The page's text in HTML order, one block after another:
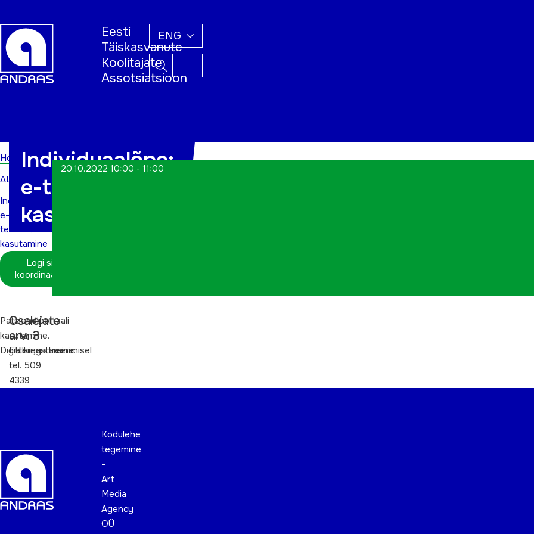
Eesti
Täiskasvanute
Koolitajate
Assotsiatsioon
ENG
Home
ALWs
Individuaalõpe:
e-
teenuste
kasutamine
Logi sisse
koordinaatorina
Individuaalõpe:
e-teenuste
kasutamine
20.10.2022 10:00 - 11:00
Patsiendiportaali
kasutamine.
Digiallkirjastamine.
Osalejate
arv: 3
Etteregistreerimisel
tel. 509
4339
Kodulehe
tegemine
-
Art
Media
Agency
OÜ